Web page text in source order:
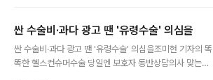
했다. '최고 권위자'라고 소개받은 의사는 그림자도 보이지
않았다. 망설이는 김씨에게 상담실장은 "지금 결정하시면
수술비를 절반으로 깎아주겠다"고 했다. 결국 김씨는 '최고
싼 수술비·과다 광고 땐 '유령수술' 의심을
싼 수술비·과다 광고 땐 '유령수술' 의심을조미현 기자의 똑
똑한 헬스컨슈머수술 당일엔 보호자 동반상담의사 맞는지